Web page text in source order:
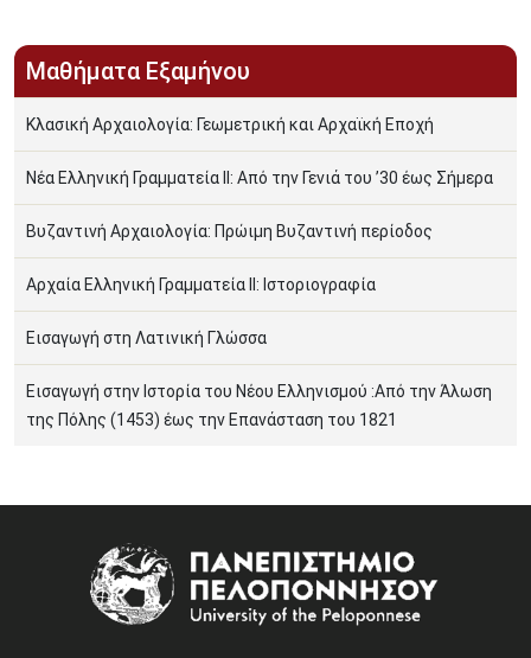
Μαθήματα Εξαμήνου
Κλασική Αρχαιολογία: Γεωμετρική και Αρχαϊκή Εποχή
Νέα Ελληνική Γραµµατεία ΙΙ: Από την Γενιά του ’30 έως Σήµερα
Βυζαντινή Αρχαιολογία: Πρώιμη Βυζαντινή περίοδος
Αρχαία Ελληνική Γραµµατεία ΙΙ: Ιστοριογραφία
Εισαγωγή στη Λατινική Γλώσσα
Εισαγωγή στην Ιστορία του Νέου Ελληνισμού :Από την Άλωση
της Πόλης (1453) έως την Επανάσταση του 1821